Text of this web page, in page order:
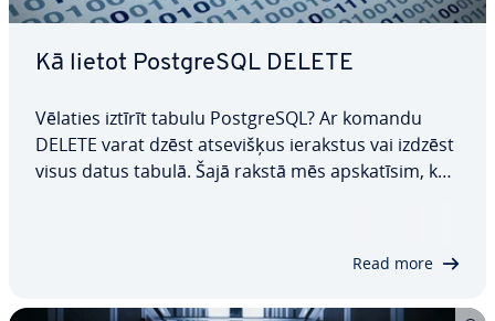
Kā lietot PostgreSQL DELETE
Vēlaties iztīrīt tabulu PostgreSQL? Ar komandu
DELETE varat dzēst at­se­viš­ķus ierakstus vai izdzēst
visus datus tabulā. Šajā rakstā mēs ap­ska­tī­sim, kas
Read more